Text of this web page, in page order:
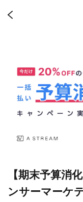
【期末予算消
ンサーマーケ